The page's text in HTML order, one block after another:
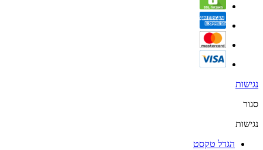
נגישות
סגור
נגישות
הגדל טקסט